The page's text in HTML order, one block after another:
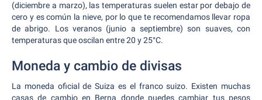
(diciembre a marzo), las temperaturas suelen estar por debajo de
cero y es común la nieve, por lo que te recomendamos llevar ropa
de abrigo. Los veranos (junio a septiembre) son suaves, con
temperaturas que oscilan entre 20 y 25°C.
Moneda y cambio de divisas
La moneda oficial de Suiza es el franco suizo. Existen muchas
casas de cambio en Berna donde puedes cambiar tus pesos